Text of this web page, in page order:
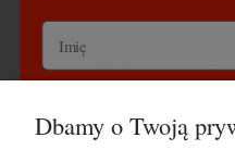
sprawdzają się tu odmiany
Blanc.
Dbamy o Twoją
zgodnie z polityką